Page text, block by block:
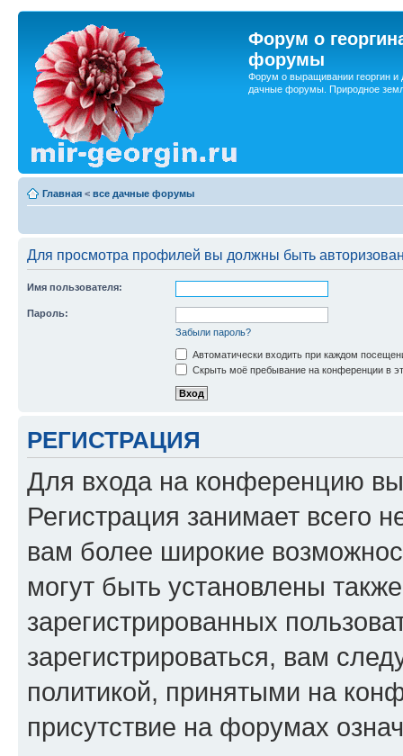
Форум о
форумы
Форум о выращивании георгин и
дачные форумы. Природное
Главная < все дачные форумы
Для просмотра профилей вы должны быть
Имя пользователя:
Пароль:
Забыли пароль?
Автоматически входить при каждом
Скрыть моё пребывание на конференции в
РЕГИСТРАЦИЯ
Для входа на конференцию
Регистрация занимает всего
вам более широкие
могут быть установлены
зарегистрированных
зарегистрироваться, вам
политикой, принятыми на
присутствие на форумах